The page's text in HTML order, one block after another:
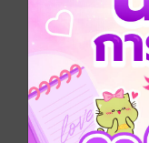
REFLECTION
OKRs สร้างผลลั
ผลลัพธ์ที่ยอดเยี่ย
ริชาร์ด แบรนสัน
"คุณมีไอเดียที่เจ๋
มันก็เปล่าประโย